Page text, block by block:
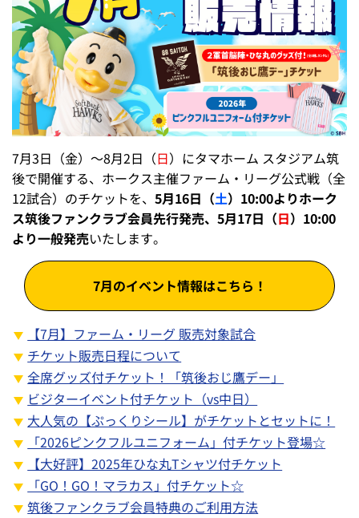
7月3日（金）～8月2日（日）にタマホーム スタジアム筑
後で開催する、ホークス主催ファーム・リーグ公式戦（全
12試合）のチケットを、 5月16日（土）10:00よりホーク
ス筑後ファンクラブ会員先行発売、5月17日（日）10:00
より一般発売いたします。
7月のイベント情報はこちら！
【7月】ファーム・リーグ 販売対象試合
チケット販売日程について
全席グッズ付チケット！「筑後おじ鷹デー」
ビジターイベント付チケット（vs中日）
大人気の【ぷっくりシール】がチケットとセットに！
「2026ピンクフルユニフォーム」付チケット登場☆
【大好評】2025年ひな丸Tシャツ付チケット
「GO！GO！マラカス」付チケット☆
筑後ファンクラブ会員特典のご利用方法